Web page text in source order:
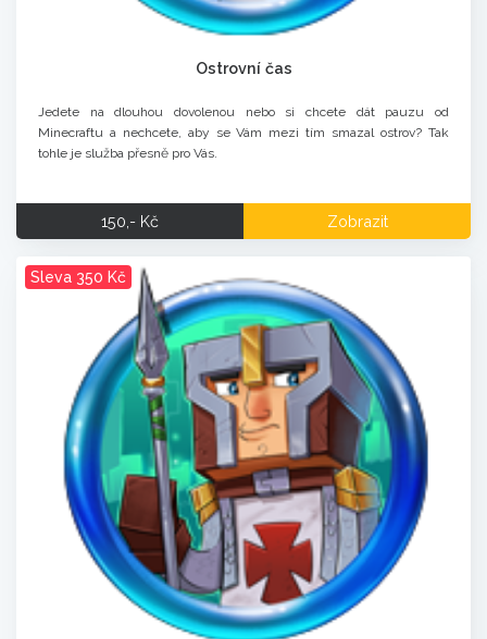
Ostrovní čas
Jedete na dlouhou dovolenou nebo si chcete dát pauzu od
Minecraftu a nechcete, aby se Vám mezi tím smazal ostrov? Tak
tohle je služba přesně pro Vás.
150,- Kč Zobrazit
Sleva 350 Kč